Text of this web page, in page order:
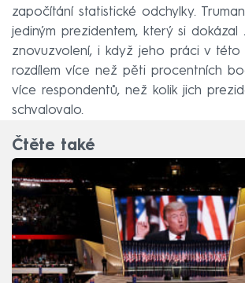
započítání statistické odchylky.
jediným prezidentem, který si dokázal
znovuzvolení, i když jeho práci v této
rozdílem více než pěti procentních
více respondentů, než kolik jich
schvalovalo.
Čtěte také